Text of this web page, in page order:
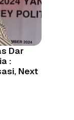
Dar
:
Next